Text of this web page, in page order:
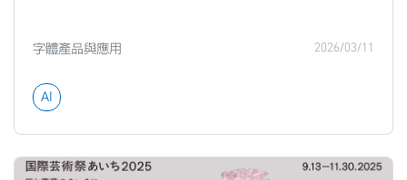
字體產品與應用 2026/03/11
AI